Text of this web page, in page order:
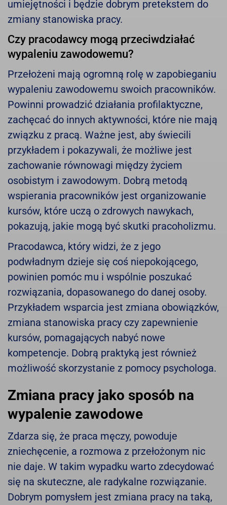
umiejętności i będzie dobrym pretekstem do
zmiany stanowiska pracy.
Czy pracodawcy mogą przeciwdziałać
wypaleniu zawodowemu?
Przełożeni mają ogromną rolę w zapobieganiu
wypaleniu zawodowemu swoich pracowników.
Powinni prowadzić działania profilaktyczne,
zachęcać do innych aktywności, które nie mają
związku z pracą. Ważne jest, aby świecili
przykładem i pokazywali, że możliwe jest
zachowanie równowagi między życiem
osobistym i zawodowym. Dobrą metodą
wspierania pracowników jest organizowanie
kursów, które uczą o zdrowych nawykach,
pokazują, jakie mogą być skutki pracoholizmu.
Pracodawca, który widzi, że z jego
podwładnym dzieje się coś niepokojącego,
powinien pomóc mu i wspólnie poszukać
rozwiązania, dopasowanego do danej osoby.
Przykładem wsparcia jest zmiana obowiązków,
zmiana stanowiska pracy czy zapewnienie
kursów, pomagających nabyć nowe
kompetencje. Dobrą praktyką jest również
możliwość skorzystanie z pomocy psychologa.
Zmiana pracy jako sposób na
wypalenie zawodowe
Zdarza się, że praca męczy, powoduje
zniechęcenie, a rozmowa z przełożonym nic
nie daje. W takim wypadku warto zdecydować
się na skuteczne, ale radykalne rozwiązanie.
Dobrym pomysłem jest zmiana pracy na taką,